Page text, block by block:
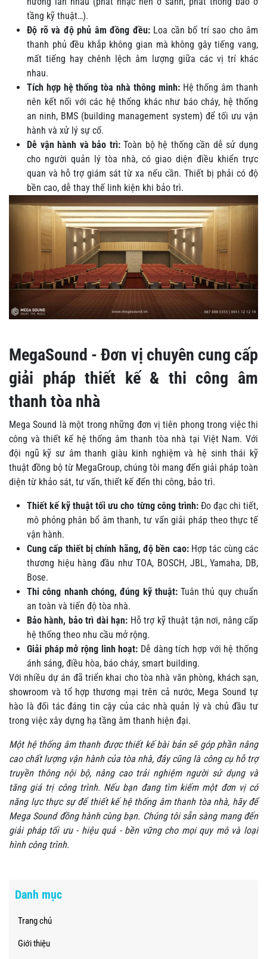
tầng kỹ thuật…).
Độ rõ và độ phủ âm đồng đều:Loa cần bố trí sao cho âm
thanh phủ đều khắp không gian mà không gây tiếng vang,
mất tiếng hay chênh lệch âm lượng giữa các vị trí khác
nhau.
Tích hợp hệ thống tòa nhà thông minh: Hệ thống âm thanh
nên kết nối với các hệ thống khác như báo cháy, hệ thống
an ninh, BMS (building management system) để tối ưu vận
hành và xử lý sự cố.
Dễ vận hành và bảo trì:Toàn bộ hệ thống cần dễ sử dụng
cho người quản lý tòa nhà, có giao diện điều khiển trực
quan và hỗ trợ giám sát từ xa nếu cần. Thiết bị phải có độ
bền cao, dễ thay thế linh kiện khi bảo trì.
MegaSound - Đơn vị chuyên cung cấp
giải pháp thiết kế & thi công âm
thanh tòa nhà
Mega Sound là một trong những đơn vị tiên phong trong việc thi
công và thiết kế hệ thống âm thanh tòa nhà tại Việt Nam. Với
đội ngũ kỹ sư âm thanh giàu kinh nghiệm và hệ sinh thái kỹ
thuật đồng bộ từ MegaGroup, chúng tôi mang đến giải pháp toàn
diện từ khảo sát, tư vấn, thiết kế đến thi công, bảo trì.
Thiết kế kỹ thuật tối ưu cho từng công trình:Đo đạc chi tiết,
mô phỏng phân bổ âm thanh, tư vấn giải pháp theo thực tế
vận hành.
Cung cấp thiết bị chính hãng, độ bền cao:Hợp tác cùng các
thương hiệu hàng đầu như TOA, BOSCH, JBL, Yamaha, DB,
Bose.
Thi công nhanh chóng, đúng kỹ thuật:Tuân thủ quy chuẩn
an toàn và tiến độ tòa nhà.
Bảo hành, bảo trì dài hạn: Hỗ trợ kỹ thuật tận nơi, nâng cấp
hệ thống theo nhu cầu mở rộng.
Giải pháp mở rộng linh hoạt: Dễ dàng tích hợp với hệ thống
ánh sáng, điều hòa, báo cháy, smart building.
Với nhiều dự án đã triển khai cho tòa nhà văn phòng, khách sạn,
showroom và tổ hợp thương mại trên cả nước, Mega Sound tự
hào là đối tác đáng tin cậy của các nhà quản lý và chủ đầu tư
trong việc xây dựng hạ tầng âm thanh hiện đại.
Một hệ thống âm thanh được thiết kế bài bản sẽ góp phần nâng
cao chất lượng vận hành của tòa nhà, đây cũng là công cụ hỗ trợ
truyền thông nội bộ, nâng cao trải nghiệm người sử dụng và
tăng giá trị công trình. Nếu bạn đang tìm kiếm một đơn vị có
năng lực thực sự để thiết kế hệ thống âm thanh tòa nhà, hãy để
Mega Sound đồng hành cùng bạn. Chúng tôi sẵn sàng mang đến
giải pháp tối ưu - hiệu quả - bền vững cho mọi quy mô và loại
hình công trình.
Danh mục
Trang chủ
Giới thiệu